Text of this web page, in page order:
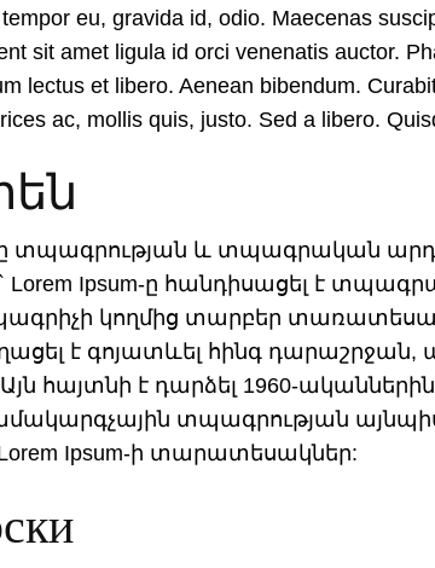
eu, gravida id, odio. Maecenas
sit amet ligula id orci venenatis auctor.
lectus et libero. Aenean bibendum.
ac, mollis quis, justo. Sed a libero.
ը տպագրության և տպագրական
Ipsum-ը հանդիսացել է
կողմից տարբեր
է գոյատևել հինգ դարաշրջան,
հայտնի է դարձել 1960-ականներին
տպագրության
Ipsum-ի տարատեսակներ: